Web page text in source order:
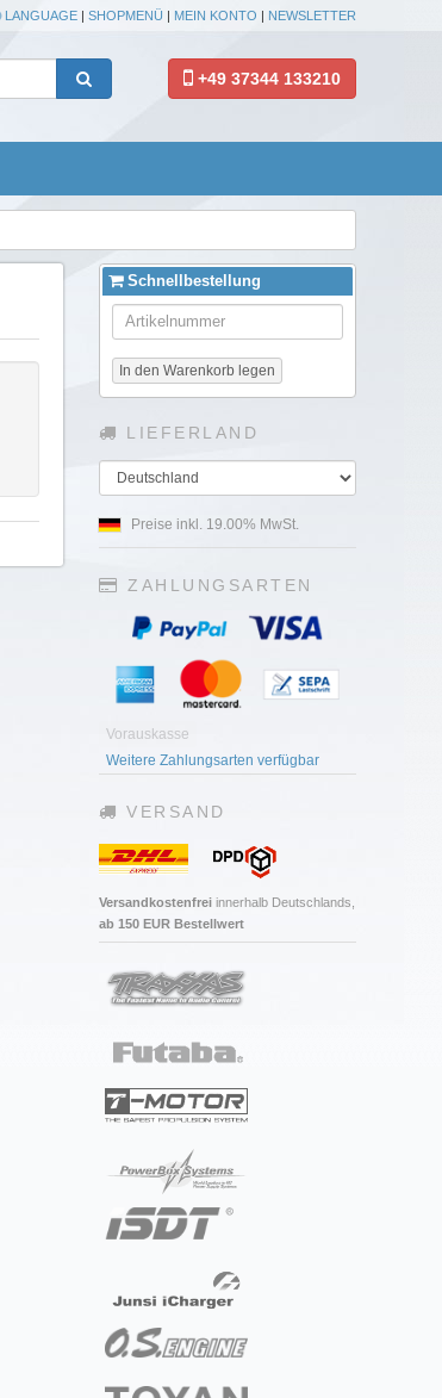
LANGUAGE | SHOPMENÜ | MEIN KONTO | NEWSLETTER
+49 37344 133210
Schnellbestellung
In den Warenkorb legen
LIEFERLAND
Land
Preise inkl. 19.00% MwSt.
ZAHLUNGSARTEN
Vorauskasse
Weitere Zahlungsarten verfügbar
VERSAND
Versandkostenfrei innerhalb Deutschlands,
ab 150 EUR Bestellwert